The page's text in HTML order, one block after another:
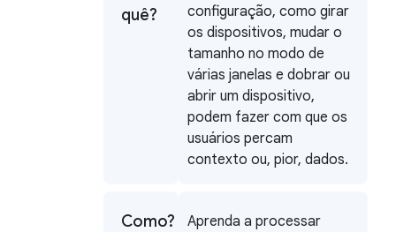
quê?
configuração, como girar
os dispositivos, mudar o
tamanho no modo de
várias janelas e dobrar ou
abrir um dispositivo,
podem fazer com que os
usuários percam
contexto ou, pior, dados.
Como?
Aprenda a processar